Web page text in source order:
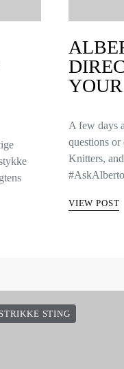
A few days
questions
Knitters,
VIEW POST
STRIKKE STING